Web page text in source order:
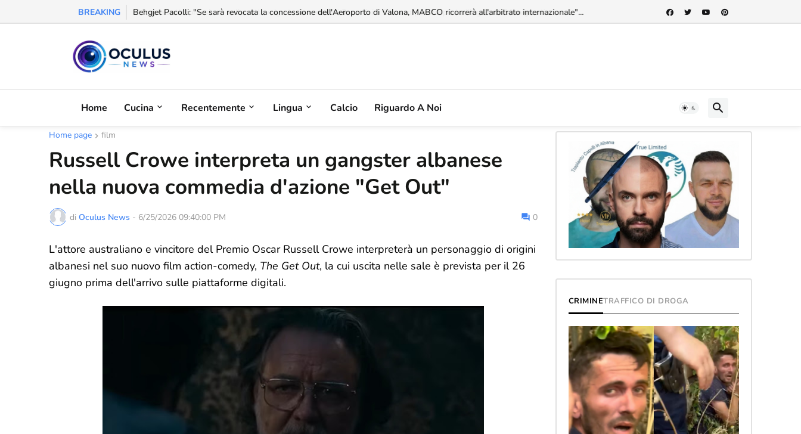
BREAKING Behgjet Pacolli: "Se sarà revocata la concessione dell'Aeroporto di Valona, MABCO ricorrerà all'arbitrato internazionale"...
Home Cucina Recentemente Lingua Calcio Riguardo A Noi
Home page film
Russell Crowe interpreta un gangster albanese
nella nuova commedia d'azione "Get Out"
di Oculus News - 6/25/2026 09:40:00 PM 0
L'attore australiano e vincitore del Premio Oscar Russell Crowe interpreterà un personaggio di origini
albanesi nel suo nuovo film action-comedy, The Get Out, la cui uscita nelle sale è prevista per il 26
giugno prima dell'arrivo sulle piattaforme digitali.
CRIMINETRAFFICO DI DROGA